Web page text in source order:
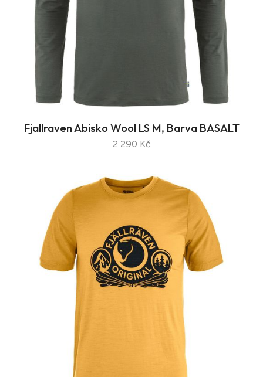
Fjallraven Abisko Wool LS M, Barva BASALT
2 290 Kč